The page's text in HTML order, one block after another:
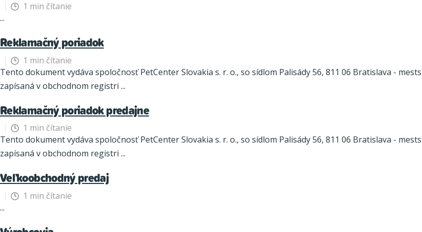
1 min čítanie
...
Reklamačný poriadok
1 min čítanie
Tento dokument vydáva spoločnosť PetCenter Slovakia s. r. o., so sídlom Palisády 56, 811 06 Bratislava -
zapísaná v obchodnom registri ...
Reklamačný poriadok predajne
1 min čítanie
Tento dokument vydáva spoločnosť PetCenter Slovakia s. r. o., so sídlom Palisády 56, 811 06 Bratislava -
zapísaná v obchodnom registri ...
Veľkoobchodný predaj
1 min čítanie
...